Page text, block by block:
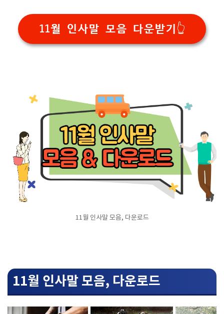
11월 인사말 모음 다운받기👆
11월 인사말 모음, 다운로드
11월 인사말 모음, 다운로드